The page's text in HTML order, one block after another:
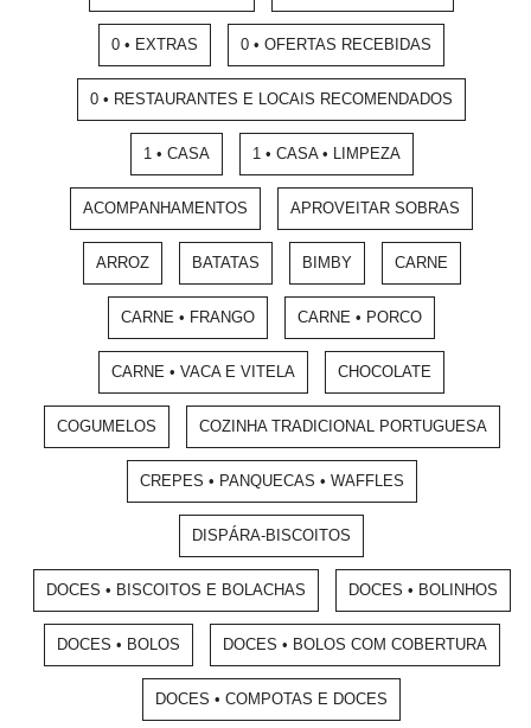
0 • EXTRAS 0 • OFERTAS RECEBIDAS
0 • RESTAURANTES E LOCAIS RECOMENDADOS
1 • CASA 1 • CASA • LIMPEZA
ACOMPANHAMENTOS APROVEITAR SOBRAS
ARROZ BATATAS BIMBY CARNE
CARNE • FRANGO CARNE • PORCO
CARNE • VACA E VITELA CHOCOLATE
COGUMELOS COZINHA TRADICIONAL PORTUGUESA
CREPES • PANQUECAS • WAFFLES
DISPÁRA-BISCOITOS
DOCES • BISCOITOS E BOLACHAS DOCES • BOLINHOS
DOCES • BOLOS DOCES • BOLOS COM COBERTURA
DOCES • COMPOTAS E DOCES